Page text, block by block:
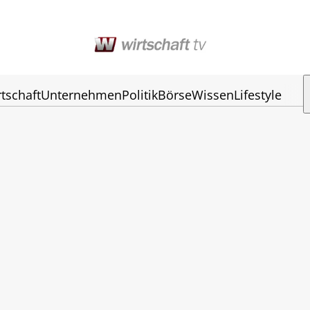
UnternehmenPolitikBörseWissenLifestyle